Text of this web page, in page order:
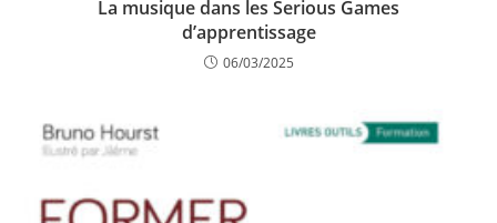
La musique dans les Serious Games
d’apprentissage
06/03/2025